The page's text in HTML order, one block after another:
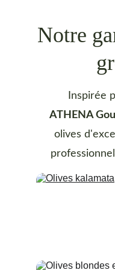
Notre
Inspirée
ATHENA
olives